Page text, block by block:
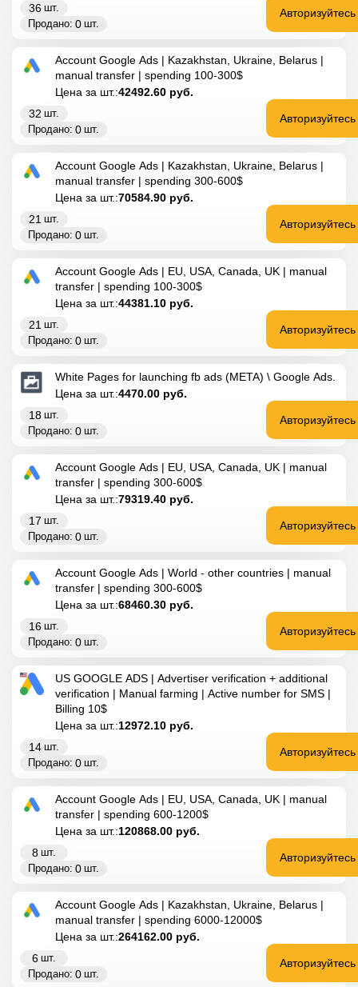
36 шт.
Продано: 0 шт.
Авторизуйтесь
Account Google Ads | Kazakhstan, Ukraine, Belarus |
manual transfer | spending 100-300$
32 шт.
Продано: 0 шт.
Цена за шт.:42492.60 руб.
Авторизуйтесь
Account Google Ads | Kazakhstan, Ukraine, Belarus |
manual transfer | spending 300-600$
21 шт.
Продано: 0 шт.
Цена за шт.:70584.90 руб.
Авторизуйтесь
Account Google Ads | EU, USA, Canada, UK | manual
transfer | spending 100-300$
21 шт.
Продано: 0 шт.
Цена за шт.:44381.10 руб.
Авторизуйтесь
White Pages for launching fb ads (META) \ Google Ads.
18 шт.
Продано: 0 шт.
Цена за шт.:4470.00 руб.
Авторизуйтесь
Account Google Ads | EU, USA, Canada, UK | manual
transfer | spending 300-600$
17 шт.
Продано: 0 шт.
Цена за шт.:79319.40 руб.
Авторизуйтесь
Account Google Ads | World - other countries | manual
transfer | spending 300-600$
16 шт.
Продано: 0 шт.
Цена за шт.:68460.30 руб.
Авторизуйтесь
US GOOGLE ADS | Advertiser verification + additional
verification | Manual farming | Active number for SMS |
Billing 10$
14 шт.
Продано: 0 шт.
Цена за шт.:12972.10 руб.
Авторизуйтесь
Account Google Ads | EU, USA, Canada, UK | manual
transfer | spending 600-1200$
8 шт.
Продано: 0 шт.
Цена за шт.:120868.00 руб.
Авторизуйтесь
Account Google Ads | Kazakhstan, Ukraine, Belarus |
manual transfer | spending 6000-12000$
6 шт.
Продано: 0 шт.
Цена за шт.:264162.00 руб.
Авторизуйтесь